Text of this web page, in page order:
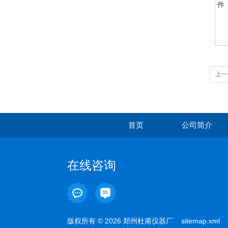
件
上一
首页 公司简介
在线咨询
版权所有 © 2026 郑州杜甫仪器厂 sitemap.xml